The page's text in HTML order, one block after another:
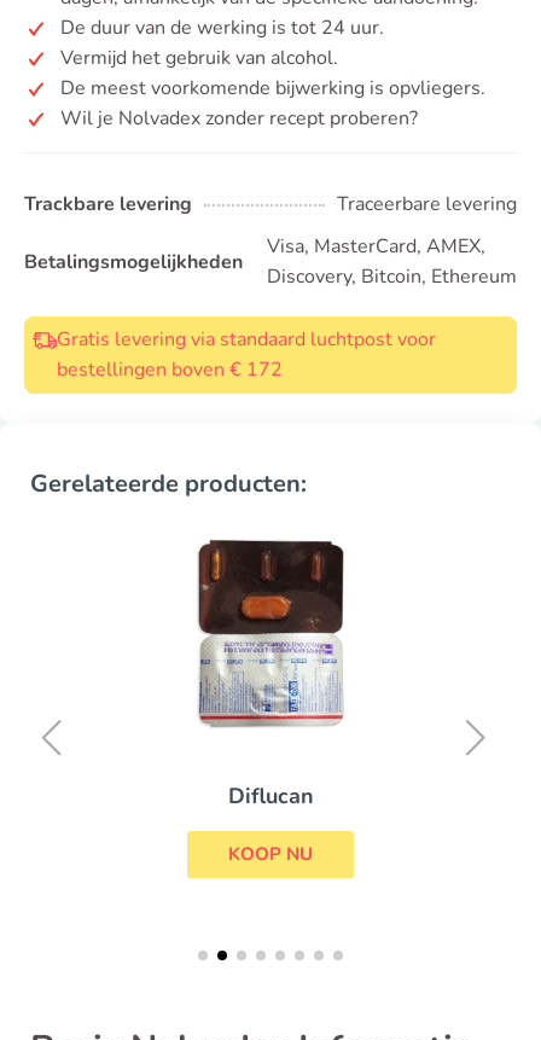
De duur van de werking is tot 24 uur.
Vermijd het gebruik van alcohol.
De meest voorkomende bijwerking is opvliegers.
Wil je Nolvadex zonder recept proberen?
Trackbare levering Traceerbare levering
Betalingsmogelijkheden
Visa, MasterCard, AMEX,
Discovery, Bitcoin, Ethereum
Gratis levering via standaard luchtpost voor
bestellingen boven € 172
Gerelateerde producten:
Diflucan
KOOP NU